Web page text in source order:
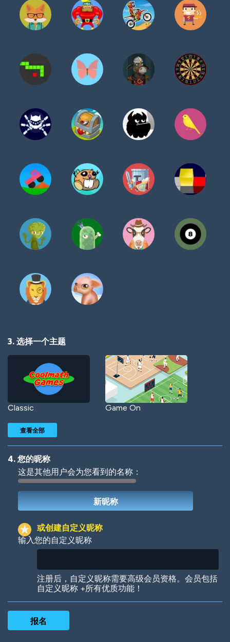
3. 选择一个主题
Classic Game On
Woof Jungle Cats
查看全部
4. 您的昵称
这是其他用户会为您看到的名称：
或创建自定义昵称
输入您的自定义昵称
注册后，自定义昵称需要高级会员资格。会员包括
自定义昵称 +所有优质功能！